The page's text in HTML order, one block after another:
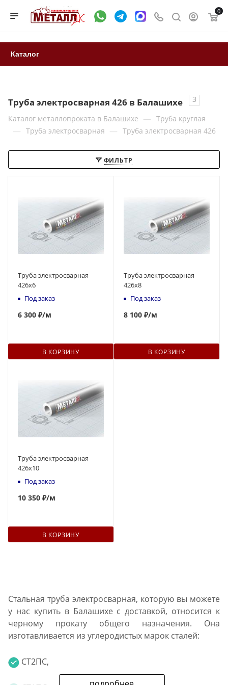
0
Каталог
Труба электросварная 426 в Балашихе
3
Каталог металлопроката в Балашихе — Труба круглая
— Труба электросварная — Труба электросварная 426
ФИЛЬТР
Труба электросварная
426x6
Под заказ
6 300 ₽/м
В КОРЗИНУ
Труба электросварная
426x8
Под заказ
8 100 ₽/м
В КОРЗИНУ
Труба электросварная
426x10
Под заказ
10 350 ₽/м
В КОРЗИНУ
Стальная труба электросварная, которую вы можете
у нас купить в Балашихе с доставкой, относится к
черному прокату общего назначения. Она
изготавливается из углеродистых марок сталей:
СТ2ПС,